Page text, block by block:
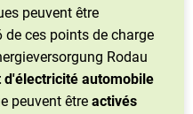
peuvent être
ces points de charge
Rodau
d'électricité automobile
peuvent être activés